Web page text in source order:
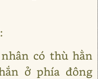
có thù hằn
ở phía đông